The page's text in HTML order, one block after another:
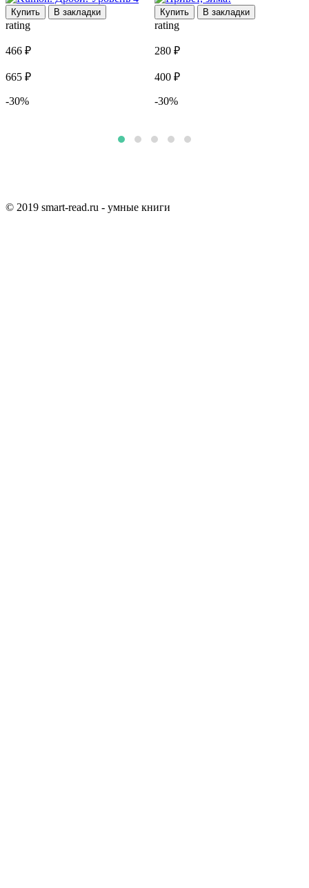
Купить В закладки
rating
466 ₽
665 ₽
-30%
Купить В закладки
rating
280 ₽
400 ₽
-30%
© 2019 smart-read.ru - умные книги